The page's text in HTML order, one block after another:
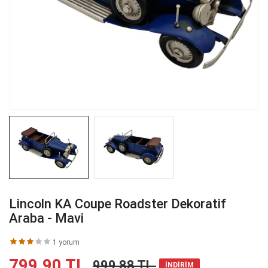
Lincoln KA Coupe Roadster Dekoratif
Araba - Mavi
1 yorum
İNDİRİM